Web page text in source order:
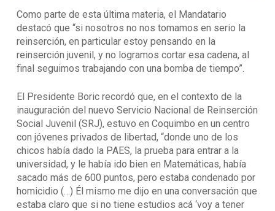
Como parte de esta última materia, el Mandatario
destacó que “si nosotros no nos tomamos en serio la
reinserción, en particular estoy pensando en la
reinserción juvenil, y no logramos cortar esa cadena, al
final seguimos trabajando con una bomba de tiempo”.
El Presidente Boric recordó que, en el contexto de la
inauguración del nuevo Servicio Nacional de Reinserción
Social Juvenil (SRJ), estuvo en Coquimbo en un centro
con jóvenes privados de libertad, “donde uno de los
chicos había dado la PAES, la prueba para entrar a la
universidad, y le había ido bien en Matemáticas, había
sacado más de 600 puntos, pero estaba condenado por
homicidio (…) Él mismo me dijo en una conversación que
estaba claro que si no tiene estudios acá ‘voy a tener